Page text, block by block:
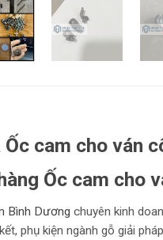
Ốc cam cho ván
Ốc cam cho
Bình Dương chuyên kinh
phụ kiện ngành gỗ giải